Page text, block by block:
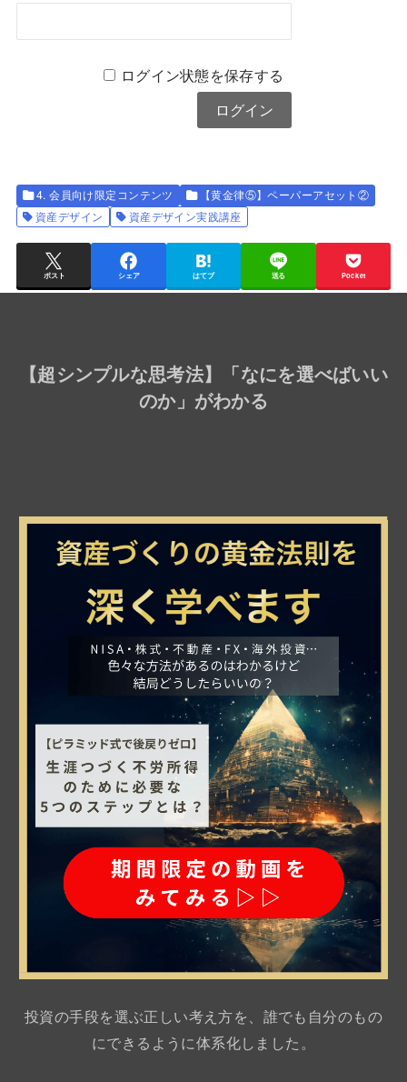
ログイン状態を保存する
4. 会員向け限定コンテンツ
【黄金律⑤】ペーパーアセット②
資産デザイン
資産デザイン実践講座
ポスト シェア はてブ 送る Pocket
【超シンプルな思考法】「なにを選べばいい
のか」がわかる
投資の手段を選ぶ正しい考え方を、誰でも自分のもの
にできるように体系化しました。